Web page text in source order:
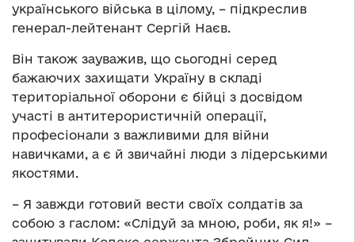
українського війська в цілому, – підкреслив
генерал-лейтенант Сергій Наєв.
Він також зауважив, що сьогодні серед
бажаючих захищати Україну в складі
територіальної оборони є бійці з досвідом
участі в антитерористичній операції,
професіонали з важливими для війни
навичками, а є й звичайні люди з лідерськими
якостями.
– Я завжди готовий вести своїх солдатів за
собою з гаслом: «Cлідуй за мною, роби, як я!» –